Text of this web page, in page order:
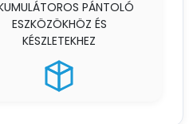
PÁNTOLÓ
ESZKÖZÖKHÖZ ÉS
KÉSZLETEKHEZ